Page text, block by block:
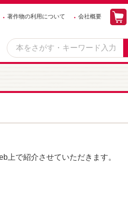
著作物の利用について 会社概要
上で紹介させていただきます。